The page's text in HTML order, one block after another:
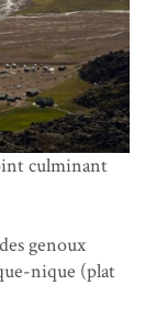
culminant
genoux
nique (plat